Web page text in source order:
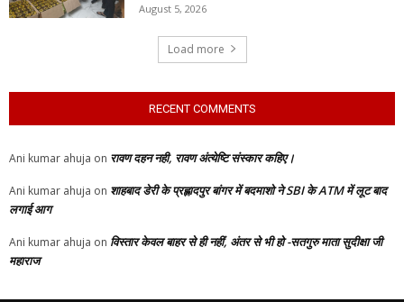
August 5, 2026
Load more
RECENT COMMENTS
Ani kumar ahuja on रावण दहन नही, रावण अंत्येष्टि संस्कार कहिए।
Ani kumar ahuja on शाहबाद डेरी के प्रह्लादपुर बांगर में बदमाशो ने SBI के ATM में लूट बाद
लगाई आग
Ani kumar ahuja on विस्तार केवल बाहर से ही नहीं, अंतर से भी हो -सतगुरु माता सुदीक्षा जी
महाराज